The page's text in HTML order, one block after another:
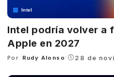
Intel
Intel podría volver a
Apple en 2027
Posted
Por: Rudy Alonso 28 de